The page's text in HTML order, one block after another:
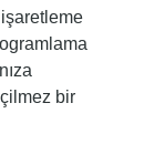
bir